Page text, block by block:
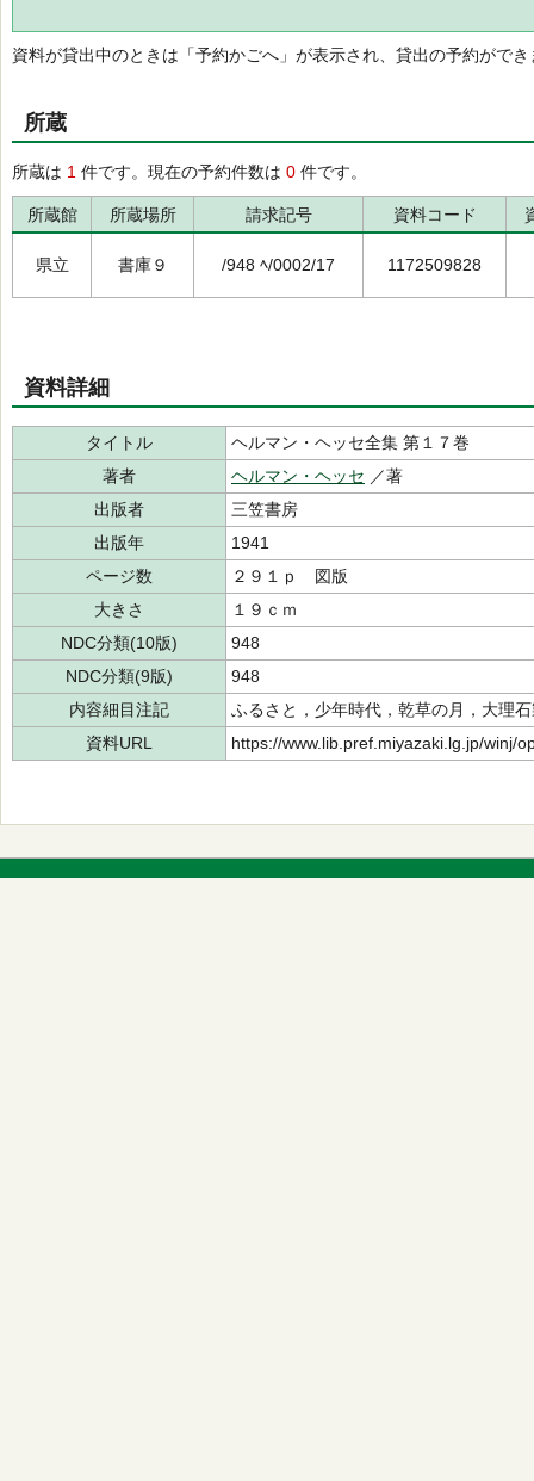
資料が貸出中のときは「予約かごへ」が表示され、貸出の予約ができ
所蔵
所蔵は 1 件です。現在の予約件数は 0 件です。
所蔵館 所蔵場所 請求記号 資料コード
県立 書庫９ /948 ﾍ/0002/17 1172509828
資料詳細
タイトル
ヘルマン・ヘッセ全集 第１７巻
著者
ヘルマン・ヘッセ ／著
出版者
三笠書房
出版年
1941
ページ数
２９１ｐ 図版
大きさ
１９ｃｍ
NDC分類(10版)
948
NDC分類(9版)
948
内容細目注記
ふるさと，少年時代，乾草の月，大理
資料URL
https://www.lib.pref.miyazaki.lg.jp/winj/